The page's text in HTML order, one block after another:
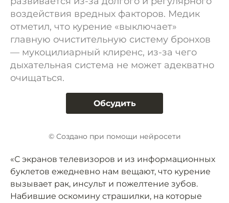
воздействия вредных факторов. Медик
отметил, что курение «выключает»
главную очистительную систему бронхов
— мукоцилиарный клиренс, из-за чего
дыхательная система не может адекватно
очищаться.
Обсудить
© Создано при помощи нейросети
«С экранов телевизоров и из информационных
буклетов ежедневно нам вещают, что курение
вызывает рак, инсульт и пожелтение зубов.
Набившие оскомину страшилки, на которые